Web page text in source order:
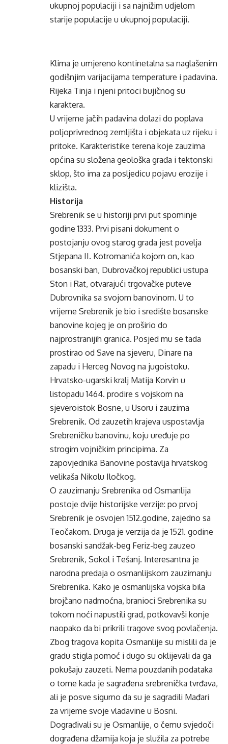
ukupnoj populaciji i sa najnižim udjelom
starije populacije u ukupnoj populaciji.
Klima je umjereno kontinetalna sa naglašenim
godišnjim varijacijama temperature i padavina.
Rijeka Tinja i njeni pritoci bujičnog su
karaktera.
U vrijeme jačih padavina dolazi do poplava
poljoprivrednog zemljišta i objekata uz rijeku i
pritoke. Karakteristike terena koje zauzima
općina su složena geološka građa i tektonski
sklop, što ima za posljedicu pojavu erozije i
klizišta.
Historija
Srebrenik se u historiji prvi put spominje
godine 1333. Prvi pisani dokument o
postojanju ovog starog grada jest povelja
Stjepana II. Kotromanića kojom on, kao
bosanski ban, Dubrovačkoj republici ustupa
Ston i Rat, otvarajući trgovačke puteve
Dubrovnika sa svojom banovinom. U to
vrijeme Srebrenik je bio i središte bosanske
banovine kojeg je on proširio do
najprostranijih granica. Posjed mu se tada
prostirao od Save na sjeveru, Dinare na
zapadu i Herceg Novog na jugoistoku.
Hrvatsko-ugarski kralj Matija Korvin u
listopadu 1464. prodire s vojskom na
sjeveroistok Bosne, u Usoru i zauzima
Srebrenik. Od zauzetih krajeva uspostavlja
Srebreničku banovinu, koju uređuje po
strogim vojničkim principima. Za
zapovjednika Banovine postavlja hrvatskog
velikaša Nikolu Iločkog.
O zauzimanju Srebrenika od Osmanlija
postoje dvije historijske verzije: po prvoj
Srebrenik je osvojen 1512.godine, zajedno sa
Teočakom. Druga je verzija da je 1521. godine
bosanski sandžak-beg Feriz-beg zauzeo
Srebrenik, Sokol i Tešanj. Interesantna je
narodna predaja o osmanlijskom zauzimanju
Srebrenika. Kako je osmanlijska vojska bila
brojčano nadmoćna, branioci Srebrenika su
tokom noći napustili grad, potkovavši konje
naopako da bi prikrili tragove svog povlačenja.
Zbog tragova kopita Osmanlije su mislili da je
gradu stigla pomoć i dugo su oklijevali da ga
pokušaju zauzeti. Nema pouzdanih podataka
o tome kada je sagrađena srebrenička tvrđava,
ali je posve sigurno da su je sagradili Mađari
za vrijeme svoje vladavine u Bosni.
Dograđivali su je Osmanlije, o čemu svjedoči
dograđena džamija koja je služila za potrebe